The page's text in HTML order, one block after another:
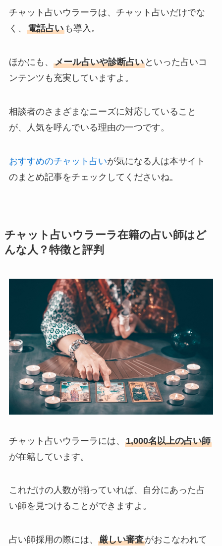
チャット占いウラーラは、チャット占いだけでな
く、 電話占いも導入。
ほかにも、 メール占いや診断占いといった占いコ
ンテンツも充実していますよ。
相談者のさまざまなニーズに対応していること
が、人気を呼んでいる理由の一つです。
おすすめのチャット占いが気になる人は本サイト
のまとめ記事をチェックしてくださいね。
チャット占いウラーラ在籍の占い師はど
んな人？特徴と評判
チャット占いウラーラには、 1,000名以上の占い師
が在籍しています。
これだけの人数が揃っていれば、自分にあった占
い師を見つけることができますよ。
占い師採用の際には、 厳しい審査がおこなわれて